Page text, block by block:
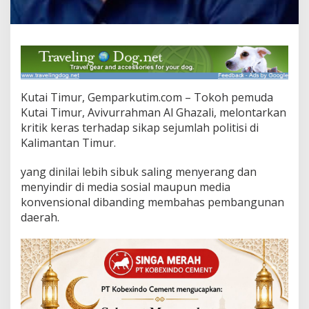
P
l
i
t
s
i
a
l
i
m
y
a
a
l
n
Kutai Timur, Gemparkutim.com – Tokoh pemuda
Kutai Timur, Avivurrahman Al Ghazali, melontarkan
kritik keras terhadap sikap sejumlah politisi di
Kalimantan Timur.
yang dinilai lebih sibuk saling menyerang dan
menyindir di media sosial maupun media
konvensional dibanding membahas pembangunan
daerah.